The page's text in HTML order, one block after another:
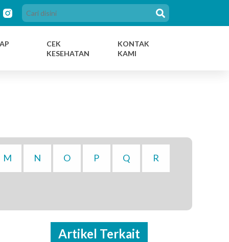
CEK
KESEHATAN
KONTAK
KAMI
M N O P Q R
Artikel Terkait